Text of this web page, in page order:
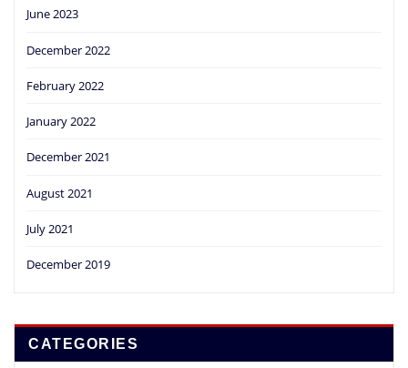
June 2023
December 2022
February 2022
January 2022
December 2021
August 2021
July 2021
December 2019
CATEGORIES